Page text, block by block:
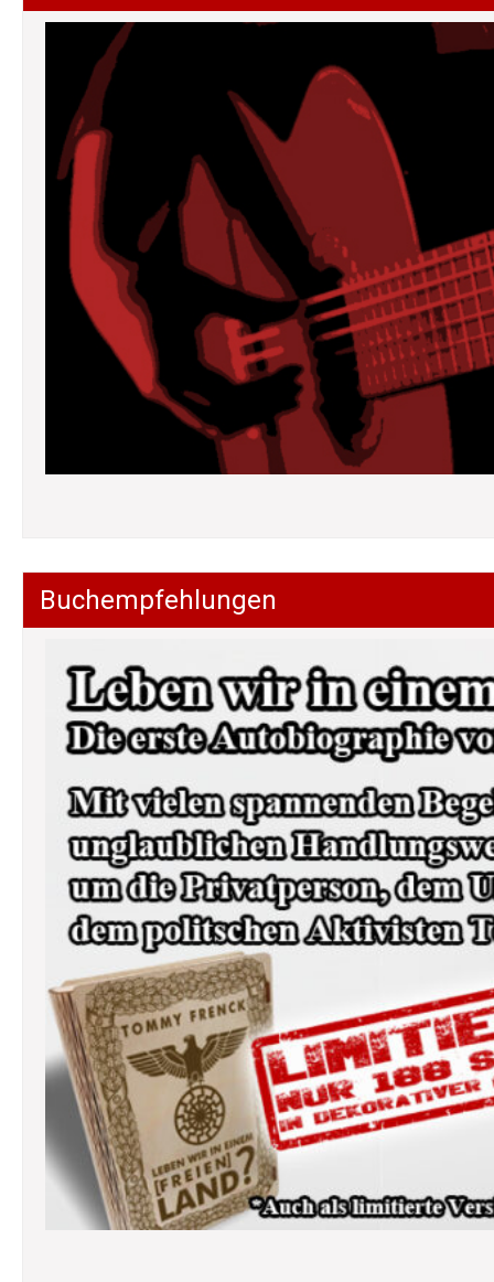
Buchempfehlungen